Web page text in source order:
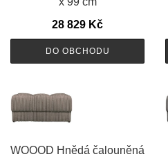
28 829 Kč
DO OBCHODU
WOOOD Hnědá čalouněná